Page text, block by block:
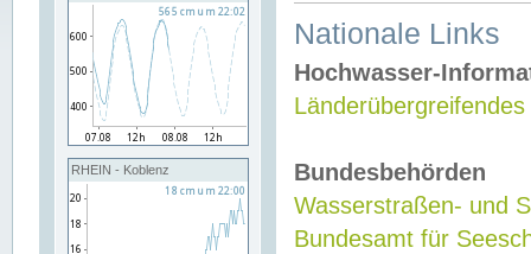
RHEIN - Koblenz
Nationale Links
Hochwasser-
Bundesbehörden
Wasserstraßen- und
Bundesamt für